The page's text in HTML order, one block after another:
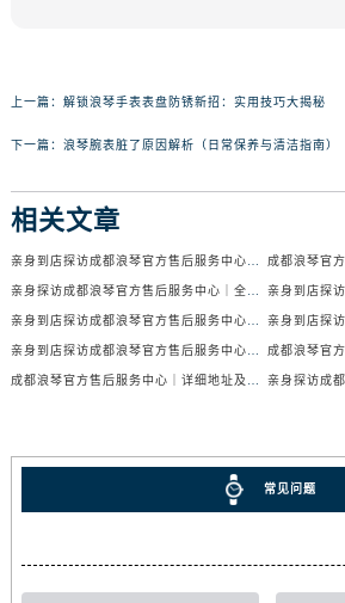
上一篇： 解锁浪琴手表表盘防锈新招：实用技巧大揭秘
下一篇： 浪琴腕表脏了原因解析（日常保养与清洁指南）
相关文章
常见问题